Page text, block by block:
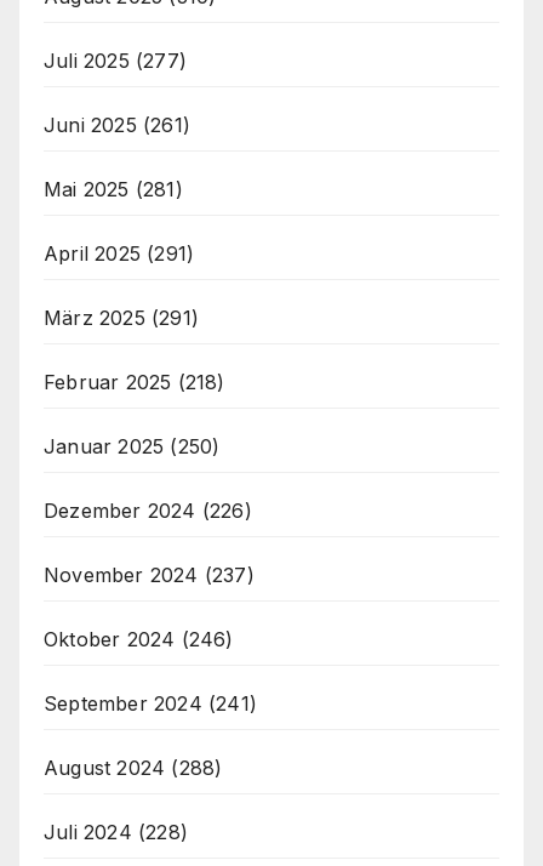
Juli 2025 (277)
Juni 2025 (261)
Mai 2025 (281)
April 2025 (291)
März 2025 (291)
Februar 2025 (218)
Januar 2025 (250)
Dezember 2024 (226)
November 2024 (237)
Oktober 2024 (246)
September 2024 (241)
August 2024 (288)
Juli 2024 (228)